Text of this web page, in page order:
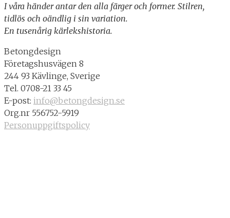
I våra händer antar den alla färger och former. Stilren,
tidlös och oändlig i sin variation.
En tusenårig kärlekshistoria.
Betongdesign
Företagshusvägen 8
244 93 Kävlinge, Sverige
Tel. 0708-21 33 45
E-post: info@betongdesign.se
Org.nr 556752-5919
Personuppgiftspolicy